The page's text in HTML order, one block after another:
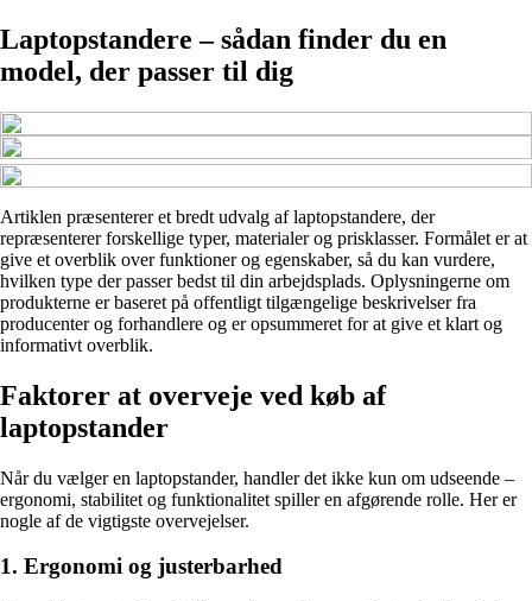
Laptopstandere – sådan finder du en
model, der passer til dig
Artiklen præsenterer et bredt udvalg af laptopstandere, der
repræsenterer forskellige typer, materialer og prisklasser. Formålet er at
give et overblik over funktioner og egenskaber, så du kan vurdere,
hvilken type der passer bedst til din arbejdsplads. Oplysningerne om
produkterne er baseret på offentligt tilgængelige beskrivelser fra
producenter og forhandlere og er opsummeret for at give et klart og
informativt overblik.
Faktorer at overveje ved køb af
laptopstander
Når du vælger en laptopstander, handler det ikke kun om udseende –
ergonomi, stabilitet og funktionalitet spiller en afgørende rolle. Her er
nogle af de vigtigste overvejelser.
1. Ergonomi og justerbarhed